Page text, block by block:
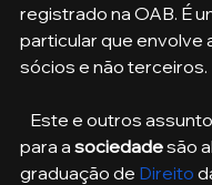
registrado na OAB. É
particular que envolve
sócios e não terceiros.
para a sociedade são
graduação de Direito